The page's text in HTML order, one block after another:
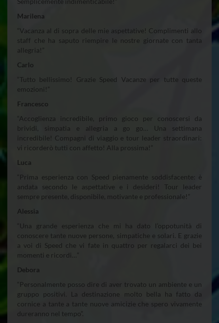
Marilena
“Vacanza al di sopra delle mie aspettative! Complimenti allo
staff che ha saputo riempire le nostre giornate con tanta
allegria!”
Carlo
“Tutto bellissimo! Grazie Speed Vacanze per tutte queste
emozioni!”
Francesco
“Accoglienza incredibile, primo gioco per conoscersi da
brividi, simpatia e allegria a go go… Una settimana
incredibile! Compagni di viaggio e tour leader straordinari:
vi ricorderò tutti con affetto! Alla prossima!”
Luca
“Prima esperienza con Speed pienamente soddisfacente: è
andata secondo le aspettative e i desideri! Tour leader
sempre presente, disponibile, motivante e professionale!”
Alessia
“Una grande esperienza che mi ha dato l’oppotunità di
conoscere tante nuove persone, simpatiche e solari. E grazie
a voi di Speed che vi fate in quattro per regalarci dei bei
momenti e ricordi…”
Debora
“Personalmente posso dire di aver trovato un ambiente e un
gruppo positivi. La destinazione molto bella ha fatto da
cornice a tante a tante nuove amicizie che spero vivamente
dureranno nel tempo”.